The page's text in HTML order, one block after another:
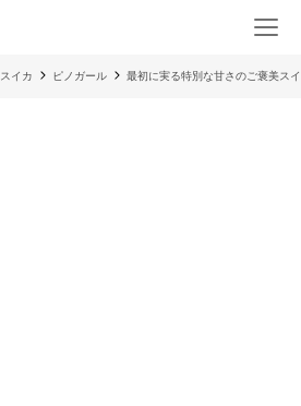
スイカ ピノガール 最初に実る特別な甘さのご褒美ス